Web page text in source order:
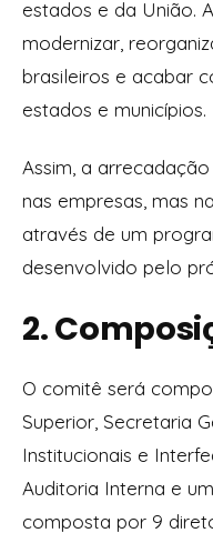
estados e da União.
modernizar,
brasileiros e acabar
estados e municípios.
Assim, a
nas empresas, mas
através de um
desenvolvido pelo
2.
O comitê será
Superior, Secretaria
Institucionais e
Auditoria Interna e
composta por 9